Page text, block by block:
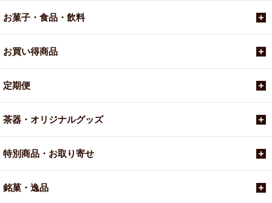
お菓子・食品・飲料
お買い得商品
定期便
茶器・オリジナルグッズ
特別商品・お取り寄せ
銘菓・逸品